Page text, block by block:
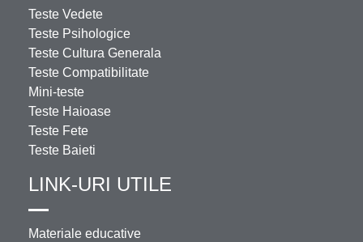
Teste Vedete
Teste Psihologice
Teste Cultura Generala
Teste Compatibilitate
Mini-teste
Teste Haioase
Teste Fete
Teste Baieti
LINK-URI UTILE
Materiale educative